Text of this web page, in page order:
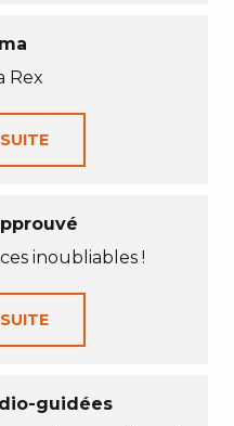
Rex
inoubliables !
guidées